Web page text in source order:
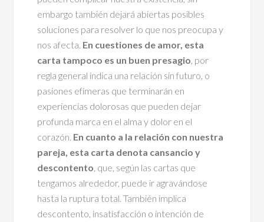
embargo también dejará abiertas posibles
soluciones para resolver lo que nos preocupa y
nos afecta. En cuestiones de amor, esta
carta tampoco es un buen presagio, por
regla general indica una relación sin futuro, o
pasiones efímeras que terminarán en
experiencias dolorosas que pueden dejar
profunda marca en el alma y dolor en el
corazón. En cuanto a la relación con nuestra
pareja, esta carta denota cansancio y
descontento, que, según las cartas que
tengamos alrededor, puede ir agravándose
hasta la ruptura total. También implica
descontento, insatisfacción o intención de